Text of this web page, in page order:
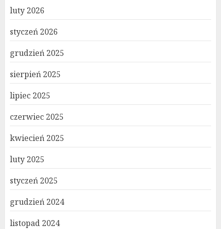
luty 2026
styczeń 2026
grudzień 2025
sierpień 2025
lipiec 2025
czerwiec 2025
kwiecień 2025
luty 2025
styczeń 2025
grudzień 2024
listopad 2024